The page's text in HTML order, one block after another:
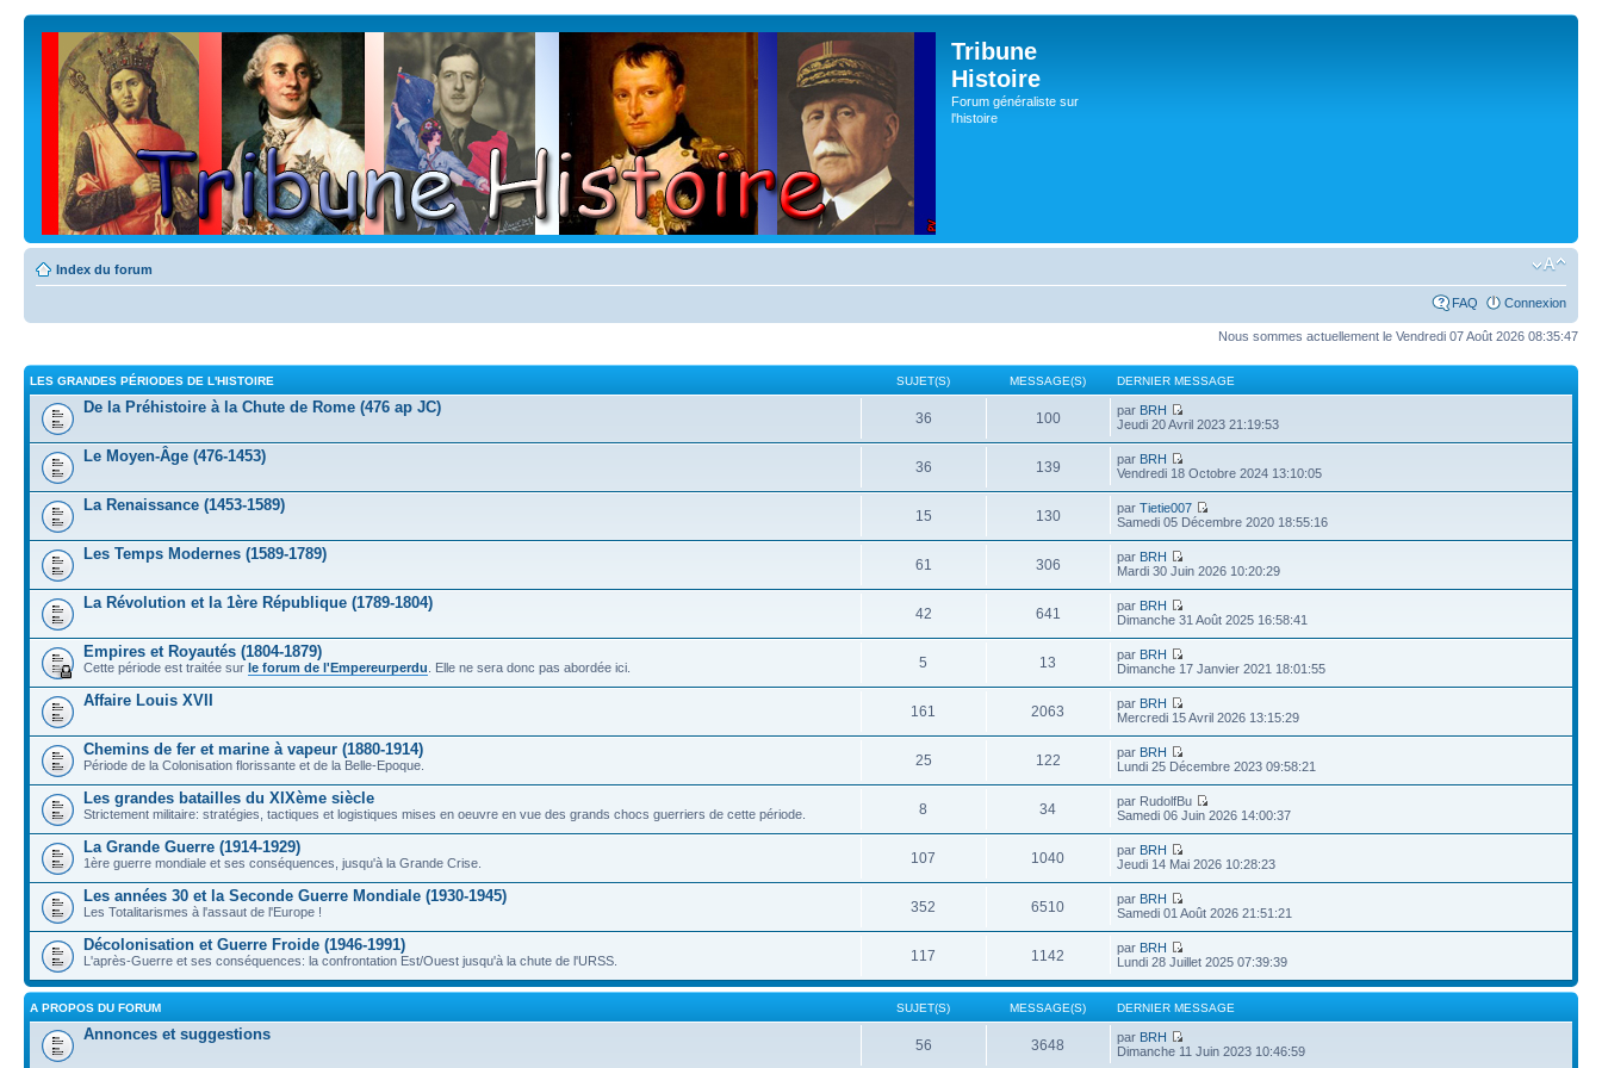
Tribune
Histoire
Forum généraliste sur
l'histoire
Index du forum
FAQ Connexion
Nous sommes actuellement le Vendredi 07 Août 2026 08:35:47
LES GRANDES PÉRIODES DE L'HISTOIRE SUJET(S) MESSAGE(S) DERNIER MESSAGE
De la Préhistoire à la Chute de Rome (476 ap JC)
36 100 par BRH
Jeudi 20 Avril 2023 21:19:53
Le Moyen-Âge (476-1453)
36 139 par BRH
Vendredi 18 Octobre 2024 13:10:05
La Renaissance (1453-1589)
15 130 parTietie007
Samedi 05 Décembre 2020 18:55:16
Les Temps Modernes (1589-1789)
61 306 par BRH
Mardi 30 Juin 2026 10:20:29
La Révolution et la 1ère République (1789-1804)
42 641 par BRH
Dimanche 31 Août 2025 16:58:41
Empires et Royautés (1804-1879)
Cette période est traitée sur le forum de l'Empereurperdu . Elle ne sera donc pas abordée ici. 5 13 par BRH
Dimanche 17 Janvier 2021 18:01:55
Affaire Louis XVII
161 2063 par BRH
Mercredi 15 Avril 2026 13:15:29
Chemins de fer et marine à vapeur (1880-1914)
Période de la Colonisation florissante et de la Belle-Epoque. 25 122 par BRH
Lundi 25 Décembre 2023 09:58:21
Les grandes batailles du XIXème siècle
Strictement militaire: stratégies, tactiques et logistiques mises en oeuvre en vue des grands chocs guerriers de cette période. 8 34
par RudolfBu
Samedi 06 Juin 2026 14:00:37
La Grande Guerre (1914-1929)
1ère guerre mondiale et ses conséquences, jusqu'à la Grande Crise. 107 1040 par BRH
Jeudi 14 Mai 2026 10:28:23
Les années 30 et la Seconde Guerre Mondiale (1930-1945)
Les Totalitarismes à l'assaut de l'Europe ! 352 6510 par BRH
Samedi 01 Août 2026 21:51:21
Décolonisation et Guerre Froide (1946-1991)
L'après-Guerre et ses conséquences: la confrontation Est/Ouest jusqu'à la chute de l'URSS. 117 1142 par BRH
Lundi 28 Juillet 2025 07:39:39
A PROPOS DU FORUM SUJET(S) MESSAGE(S) DERNIER MESSAGE
Annonces et suggestions
56 3648 par BRH
Dimanche 11 Juin 2023 10:46:59